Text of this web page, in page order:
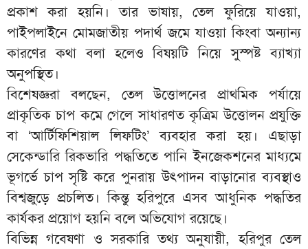
প্রকাশ করা হয়নি। তার ভাষায়, তেল ফুরিয়ে যাওয়া,
পাইপলাইনে মোমজাতীয় পদার্থ জমে যাওয়া কিংবা অন্যান্য
কারণের কথা বলা হলেও বিষয়টি নিয়ে সুস্পষ্ট ব্যাখ্যা
অনুপস্থিত।
বিশেষজ্ঞরা বলছেন, তেল উত্তোলনের প্রাথমিক পর্যায়ে
প্রাকৃতিক চাপ কমে গেলে সাধারণত কৃত্রিম উত্তোলন প্রযুক্তি
বা ‘আর্টিফিশিয়াল লিফটিং’ ব্যবহার করা হয়। এছাড়া
সেকেন্ডারি রিকভারি পদ্ধতিতে পানি ইনজেকশনের মাধ্যমে
ভূগর্ভে চাপ সৃষ্টি করে পুনরায় উৎপাদন বাড়ানোর ব্যবস্থাও
বিশ্বজুড়ে প্রচলিত। কিন্তু হরিপুরে এসব আধুনিক পদ্ধতির
কার্যকর প্রয়োগ হয়নি বলে অভিযোগ রয়েছে।
বিভিন্ন গবেষণা ও সরকারি তথ্য অনুযায়ী, হরিপুর তেল